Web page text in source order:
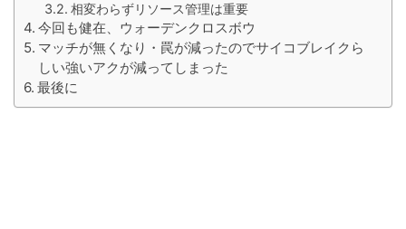
相変わらずリソース管理は重要
今回も健在、ウォーデンクロスボウ
マッチが無くなり・罠が減ったのでサイコブレイクら
しい強いアクが減ってしまった
最後に